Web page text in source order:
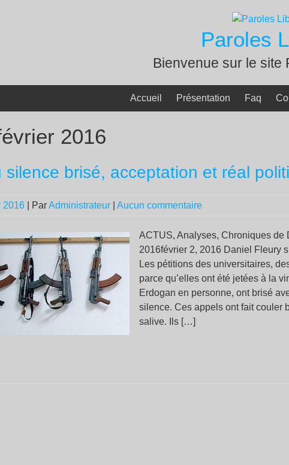
Paroles
Bienvenue sur le site
Accueil Présentation Faq
2016
silence brisé, acceptation et réal
2016 | ParAdministrateur Aucun commentaire
ACTUS, Analyses, Chroniques de
2016février 2, 2016 Daniel Fleury
Les pétitions des universitaires,
parce qu’elles ont été jetées à la
Erdogan en personne, ont brisé
silence. Ces appels ont fait couler
salive. Ils […]